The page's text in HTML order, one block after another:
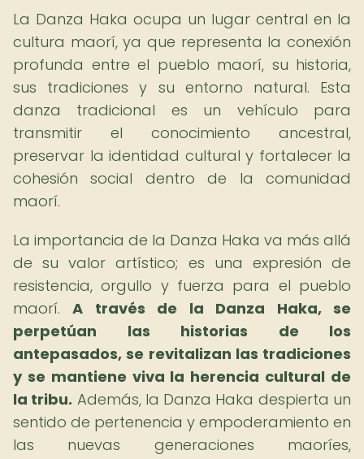
La Danza Haka ocupa un lugar central en la
cultura maorí, ya que representa la conexión
profunda entre el pueblo maorí, su historia,
sus tradiciones y su entorno natural. Esta
danza tradicional es un vehículo para
transmitir el conocimiento ancestral,
preservar la identidad cultural y fortalecer la
cohesión social dentro de la comunidad
maorí.
La importancia de la Danza Haka va más allá
de su valor artístico; es una expresión de
resistencia, orgullo y fuerza para el pueblo
maorí.A través de la Danza Haka, se
perpetúan las historias de los
antepasados, se revitalizan las tradiciones
y se mantiene viva la herencia cultural de
la tribu. Además, la Danza Haka despierta un
sentido de pertenencia y empoderamiento en
las nuevas generaciones maoríes,